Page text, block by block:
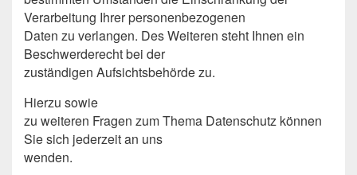
Verarbeitung Ihrer personenbezogenen
Daten zu verlangen. Des Weiteren steht Ihnen ein
Beschwerderecht bei der
zuständigen Aufsichtsbehörde zu.
Hierzu sowie
zu weiteren Fragen zum Thema Datenschutz können
Sie sich jederzeit an uns
wenden.